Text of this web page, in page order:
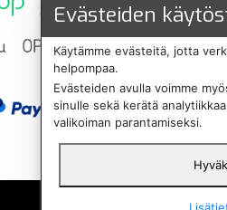
Evästeiden
Käytämme evästeitä, jotta
helpompaa.
Evästeiden avulla voimme
sinulle sekä kerätä
valikoiman parantamiseksi.